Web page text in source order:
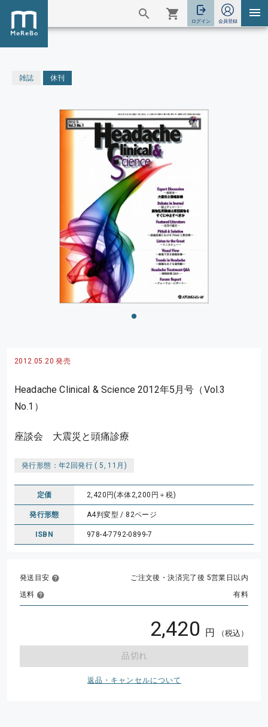
雑誌 休刊
2012.05.20 発売
Headache Clinical & Science 2012年5月号（Vol.3
No.1）
座談会 大震災と頭痛診療
発行形態：年2回発行 ( 5, 11月)
定価 2,420円(本体2,200円＋税)
発行形態 A4判変型 / 82ページ
ISBN 978-4-7792-0899-7
発送目安
ご注文後・決済完了後 5営業日以内
送料
有料
2,420 円 （税込）
品切れ
返品・キャンセルについて